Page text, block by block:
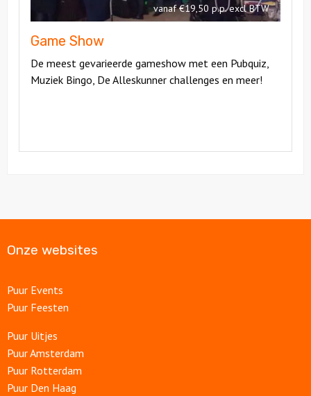
vanaf €19,50 p.p. excl BTW
Game Show
De meest gevarieerde gameshow met een Pubquiz,
Muziek Bingo, De Alleskunner challenges en meer!
Onze websites
Puur Events
Puur Feesten
Puur Uitjes
Puur Amsterdam
Puur Rotterdam
Puur Den Haag